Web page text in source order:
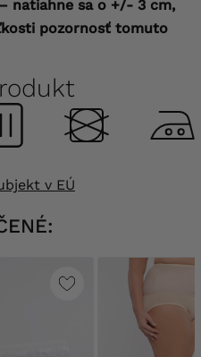
natiahne sa o +/- 3 cm,
pozornosť tomuto
v EÚ